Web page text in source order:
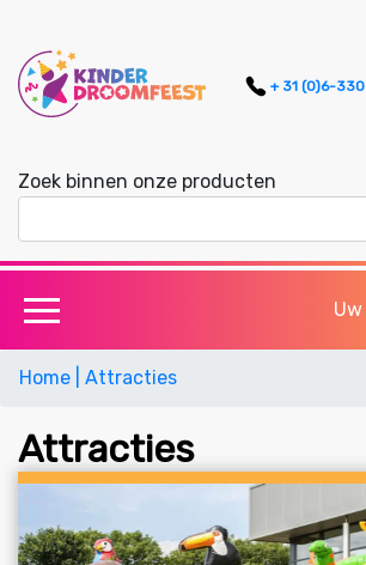
+ 31 (0)6-
Zoek binnen onze producten
Home | Attracties
Attracties